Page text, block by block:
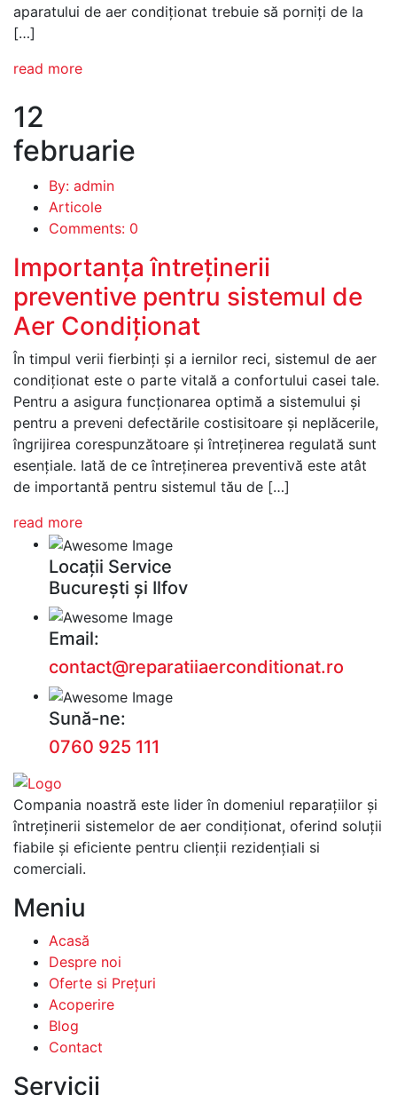
aparatului de aer condiţionat trebuie să porniţi de la
[…]
read more
12
februarie
By: admin
Articole
Comments: 0
Importanța întreținerii
preventive pentru sistemul de
Aer Condiționat
În timpul verii fierbinți și a iernilor reci, sistemul de aer
condiționat este o parte vitală a confortului casei tale.
Pentru a asigura funcționarea optimă a sistemului și
pentru a preveni defectările costisitoare și neplăcerile,
îngrijirea corespunzătoare și întreținerea regulată sunt
esențiale. Iată de ce întreținerea preventivă este atât
de importantă pentru sistemul tău de […]
read more
Locații Service
București și Ilfov
Email:
contact@reparatiiaerconditionat.ro
Sună-ne:
0760 925 111
Compania noastră este lider în domeniul reparațiilor și
întreținerii sistemelor de aer condiționat, oferind soluții
fiabile și eficiente pentru clienții rezidențiali si
comerciali.
Meniu
Acasă
Despre noi
Oferte si Prețuri
Acoperire
Blog
Contact
Servicii